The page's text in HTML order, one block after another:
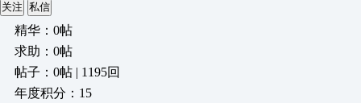
关注 私信
精华：0帖
求助：0帖
帖子：0帖 | 1195回
年度积分：15